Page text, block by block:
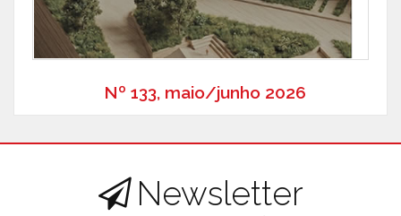
Nº 133, maio/junho 2026
Newsletter